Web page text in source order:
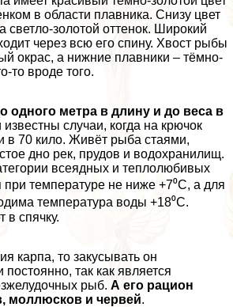
в области плавника. Снизу цвет
светло-золотой оттенок. Широкий
через всю его спину. Хвост рыбы
окрас, а нижние плавники – тёмно-
то вроде того.
одного метра в длину и до веса в
известны случаи, когда на крючок
в 70 кило. Живёт рыба стаями,
дно рек, прудов и водохранилищ.
всеядных и теплолюбивых
при температуре не ниже +7⁰С, а для
температура воды +18⁰С.
в спячку.
карпа, то закусывать он
постоянно, так как является
рыб. А его рацион
моллюсков и червей.